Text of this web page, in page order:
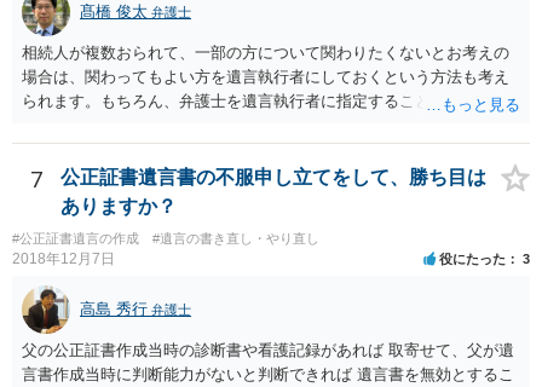
髙橋 俊太 弁護士
相続人が複数おられて、一部の方について関わりたくないとお考えの
場合は、関わってもよい方を遺言執行者にしておくという方法も考え
られます。もちろん、弁護士を遺言執行者に指定することもできます
方に再委任の権限を付与しておくという方法もあります。 一度、弁護
士に直接ご相談されることをお勧めいたします。
7
公正証書遺言書の不服申し立てをして、勝ち目は
ありますか？
#公正証書遺言の作成 #遺言の書き直し・やり直し
2018年12月7日 役にたった 3
高島 秀行 弁護士
父の公正証書作成当時の診断書や看護記録があれば 取寄せて、父が遺
言書作成当時に判断能力がないと判断できれば 遺言書を無効とするこ